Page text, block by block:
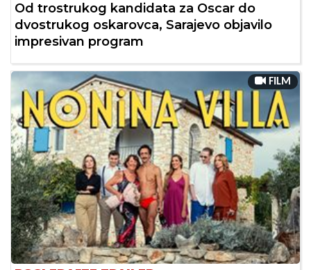
Od trostrukog kandidata za Oscar do
dvostrukog oskarovca, Sarajevo objavilo
impresivan program
FILM